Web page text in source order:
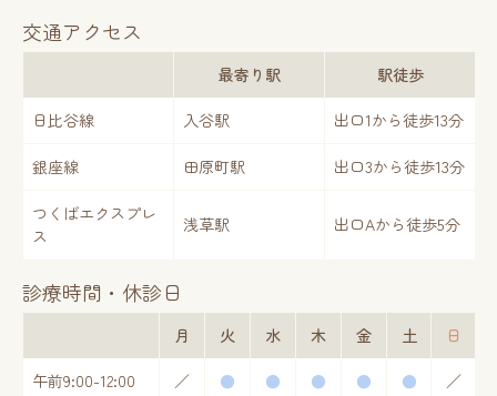
交通アクセス
最寄り駅 駅徒歩
日比谷線 入谷駅 出口1から徒歩13分
銀座線 田原町駅 出口3から徒歩13分
つくばエクスプレ
ス
浅草駅 出口Aから徒歩5分
診療時間・休診日
月 火 水 木 金 土 日
午前9:00-12:00 ／ ● ● ● ● ● ／